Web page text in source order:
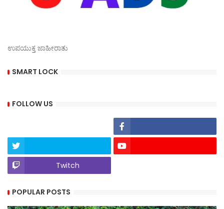
ಉಪಯುಕ್ತ ಜಾಹೀರಾತು
SMART LOCK
FOLLOW US
Twitch
POPULAR POSTS